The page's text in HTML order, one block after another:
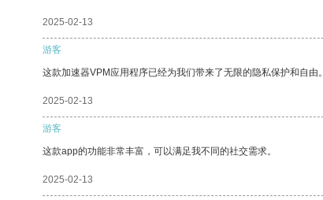
2025-02-13
游客
这款加速器VPM应用程序已经为我们带来了无限的隐私保护和自由。
2025-02-13
游客
这款app的功能非常丰富，可以满足我不同的社交需求。
2025-02-13